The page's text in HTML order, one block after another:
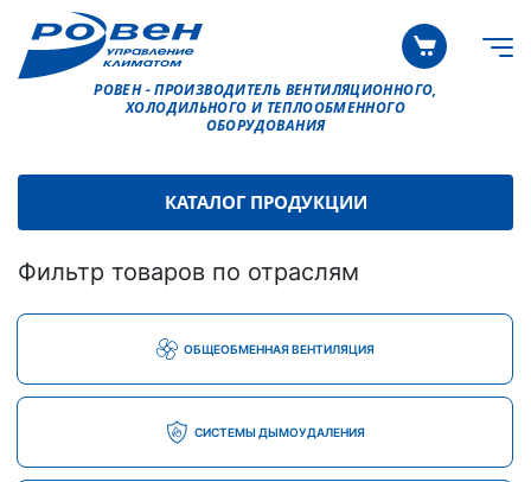
РОВЕН - ПРОИЗВОДИТЕЛЬ ВЕНТИЛЯЦИОННОГО,
ХОЛОДИЛЬНОГО И ТЕПЛООБМЕННОГО
ОБОРУДОВАНИЯ
КАТАЛОГ ПРОДУКЦИИ
Фильтр товаров по отраслям
ОБЩЕОБМЕННАЯ ВЕНТИЛЯЦИЯ
СИСТЕМЫ ДЫМОУДАЛЕНИЯ